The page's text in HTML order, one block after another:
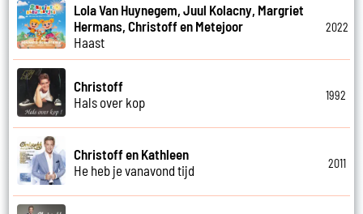
Lola Van Huynegem, Juul Kolacny, Margriet
Hermans, Christoff en Metejoor
Haast
2022
Christoff
Hals over kop
1992
Christoff en Kathleen
He heb je vanavond tijd
2011